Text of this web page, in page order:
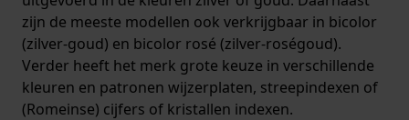
zijn de meeste modellen ook verkrijgbaar in bicolor
(zilver-goud) en bicolor rosé (zilver-roségoud).
Verder heeft het merk grote keuze in verschillende
kleuren en patronen wijzerplaten, streepindexen of
(Romeinse) cijfers of kristallen indexen.